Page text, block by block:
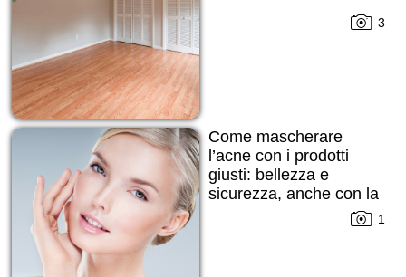
3
Come mascherare
l’acne con i prodotti
giusti: bellezza e
sicurezza, anche con la
1